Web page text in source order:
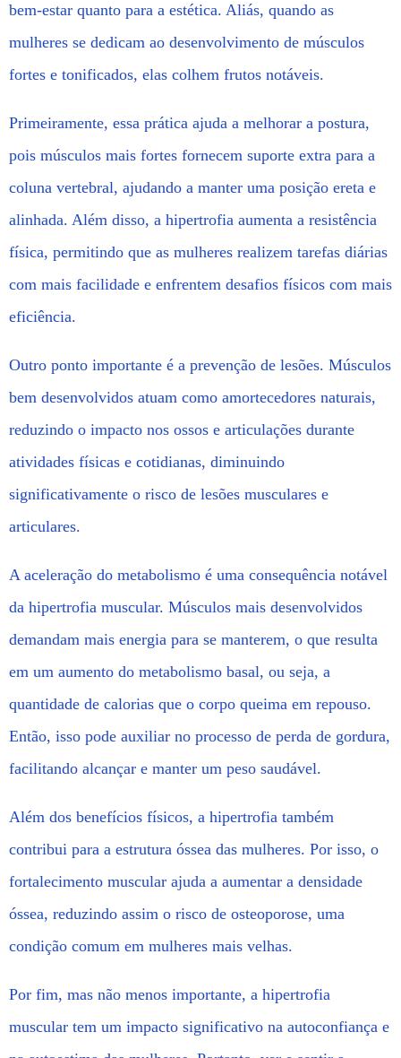
bem-estar quanto para a estética. Aliás, quando as
mulheres se dedicam ao desenvolvimento de músculos
fortes e tonificados, elas colhem frutos notáveis.
Primeiramente, essa prática ajuda a melhorar a postura,
pois músculos mais fortes fornecem suporte extra para a
coluna vertebral, ajudando a manter uma posição ereta e
alinhada. Além disso, a hipertrofia aumenta a resistência
física, permitindo que as mulheres realizem tarefas diárias
com mais facilidade e enfrentem desafios físicos com mais
eficiência.
Outro ponto importante é a prevenção de lesões. Músculos
bem desenvolvidos atuam como amortecedores naturais,
reduzindo o impacto nos ossos e articulações durante
atividades físicas e cotidianas, diminuindo
significativamente o risco de lesões musculares e
articulares.
A aceleração do metabolismo é uma consequência notável
da hipertrofia muscular. Músculos mais desenvolvidos
demandam mais energia para se manterem, o que resulta
em um aumento do metabolismo basal, ou seja, a
quantidade de calorias que o corpo queima em repouso.
Então, isso pode auxiliar no processo de perda de gordura,
facilitando alcançar e manter um peso saudável.
Além dos benefícios físicos, a hipertrofia também
contribui para a estrutura óssea das mulheres. Por isso, o
fortalecimento muscular ajuda a aumentar a densidade
óssea, reduzindo assim o risco de osteoporose, uma
condição comum em mulheres mais velhas.
Por fim, mas não menos importante, a hipertrofia
muscular tem um impacto significativo na autoconfiança e